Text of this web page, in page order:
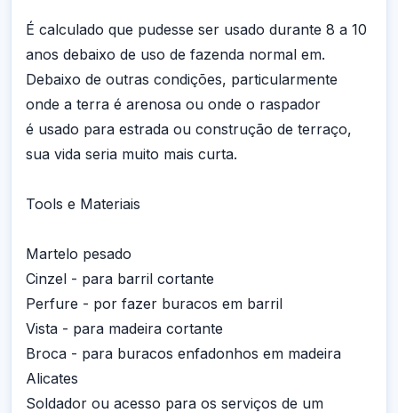
É calculado que pudesse ser usado durante 8 a 10
anos debaixo de uso de fazenda normal em.
Debaixo de outras condições, particularmente
onde a terra é arenosa ou onde o raspador
é usado para estrada ou construção de terraço,
sua vida seria muito mais curta.
Tools e Materiais
Martelo pesado
Cinzel - para barril cortante
Perfure - por fazer buracos em barril
Vista - para madeira cortante
Broca - para buracos enfadonhos em madeira
Alicates
Soldador ou acesso para os serviços de um